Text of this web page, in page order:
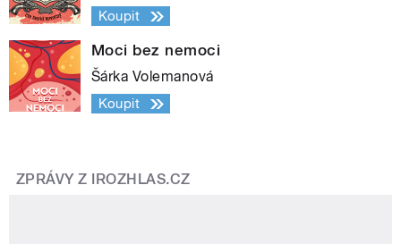
Koupit
Moci bez nemoci
Šárka Volemanová
Koupit
ZPRÁVY Z IROZHLAS.CZ